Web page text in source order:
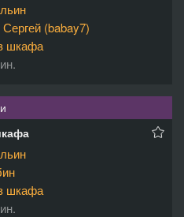
(babay7)
шкафа
шкафа